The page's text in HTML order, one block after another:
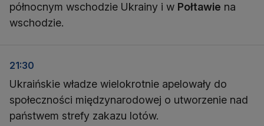
północnym wschodzie Ukrainy i w Połtawie na
wschodzie.
21:30
Ukraińskie władze wielokrotnie apelowały do
społeczności międzynarodowej o utworzenie nad
państwem strefy zakazu lotów.